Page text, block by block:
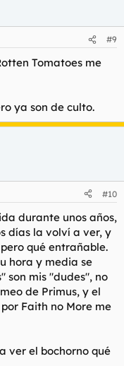
#9
Tomatoes me
ya son de culto.
#10
durante unos años,
días la volví a ver, y
qué entrañable.
hora y media se
son mis "dudes", no
de Primus, y el
Faith no More me
ver el bochorno qué